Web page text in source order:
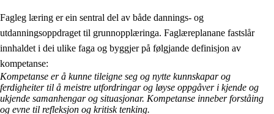
2. Prinsipp for læring, utvikling og danning
Fagleg læring er ein sentral del av både dannings- og
utdanningsoppdraget til grunnopplæringa. Faglæreplanane fastslår
innhaldet i dei ulike faga og byggjer på følgjande definisjon av
kompetanse:
Kompetanse er å kunne tileigne seg og nytte kunnskapar og
ferdigheiter til å meistre utfordringar og løyse oppgåver i kjende og
ukjende samanhengar og situasjonar. Kompetanse inneber forståing
og evne til refleksjon og kritisk tenking.